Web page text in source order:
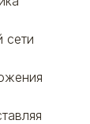
сети